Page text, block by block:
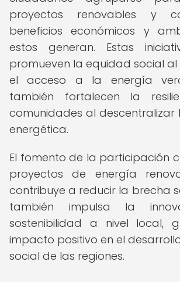
proyectos renovables y
beneficios económicos y
estos generan. Estas
promueven la equidad social
el acceso a la energía
también fortalecen la
comunidades al descentralizar
energética.
El fomento de la participación
proyectos de energía
contribuye a reducir la brecha
también impulsa la
sostenibilidad a nivel local,
impacto positivo en el
social de las regiones.